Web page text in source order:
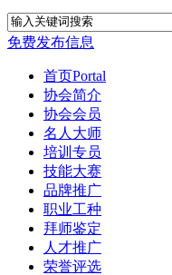
免费发布信息
首页Portal
协会简介
协会会员
名人大师
培训专员
技能大赛
品牌推广
职业工种
拜师鉴定
人才推广
荣誉评选